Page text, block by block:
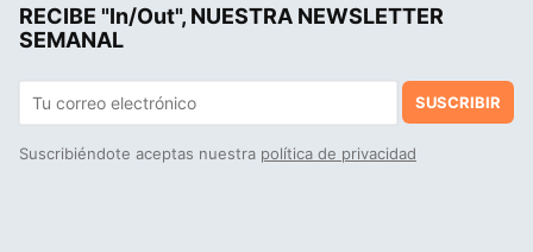
RECIBE "In/Out", NUESTRA NEWSLETTER
SEMANAL
SUSCRIBIR
Suscribiéndote aceptas nuestra política de privacidad